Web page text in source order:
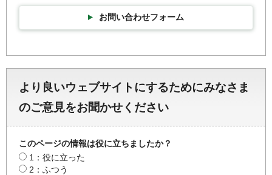
お問い合わせフォーム
より良いウェブサイトにするためにみなさま
のご意見をお聞かせください
このページの情報は役に立ちましたか？
1：役に立った
2：ふつう